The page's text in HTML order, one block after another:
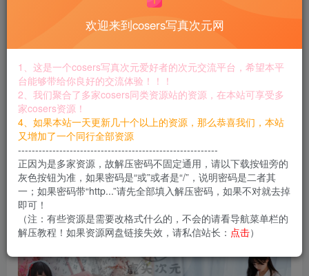
此内容为付费资源，请付费后查看
8.8
黄金会员免费 钻石会员 免费
立即购买
您当前未登录！建议登陆后购买，可保存购买订单
欢迎来到cosers写真次元网
1、这是一个cosers写真次元爱好者的次元交流平台，希望本平
台能够带给你良好的交流体验！！！
2、我们聚合了多家cosers同类资源站的资源，在本站可享受多
家cosers资源！
4、如果本站一天更新几十个以上的资源，那么恭喜我们，本站
又增加了一个同行全部资源
----------------------------------------------------------
正因为是多家资源，故解压密码不固定通用，请以下载按钮旁的
灰色按钮为准，如果密码是“或”或者是“/”，说明密码是二者其
一；如果密码带“http...”请先全部填入解压密码，如果不对就去掉
即可！
（注：有些资源是需要改格式什么的，不会的请看导航菜单栏的
解压教程！如果资源网盘链接失效，请私信站长： 点击）